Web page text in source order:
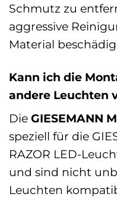
Schmutz zu
aggressive
Material
Kann ich die
andere Leuchten
Die GIESEMANN
speziell für die
RAZOR LED-
und sind nicht
Leuchten